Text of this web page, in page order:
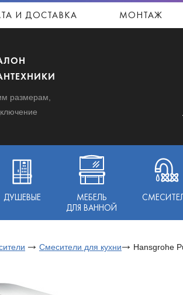
И ДОСТАВКА МОНТАЖ
размерам,
ДУШЕВЫЕ
МЕБЕЛЬ
ДЛЯ ВАННОЙ
Смесители для кухни Hansgrohe